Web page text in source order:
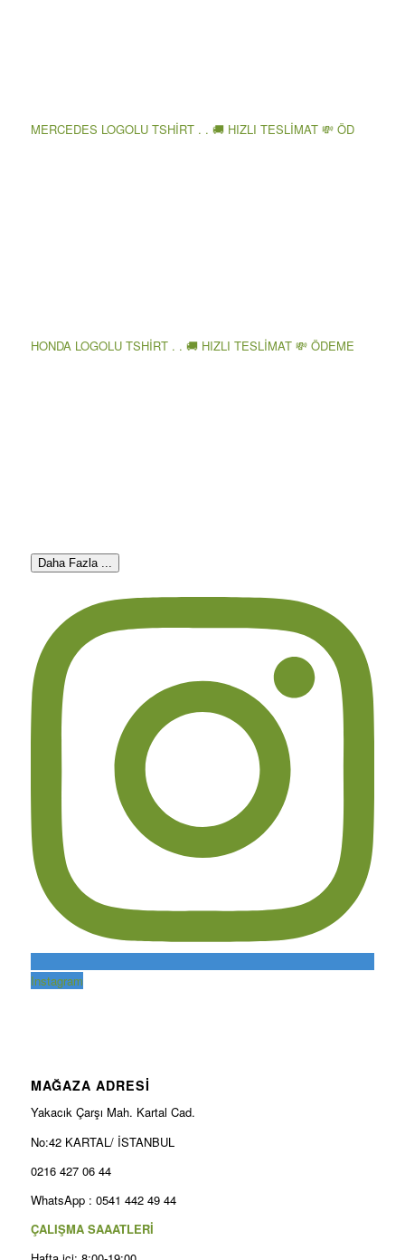
MERCEDES LOGOLU TSHİRT . . 🚚 HIZLI TESLİMAT 💸 ÖD
HONDA LOGOLU TSHİRT . . 🚚 HIZLI TESLİMAT 💸 ÖDEME
Daha Fazla ...
Instagram
MAĞAZA ADRESİ
Yakacık Çarşı Mah. Kartal Cad.
No:42 KARTAL/ İSTANBUL
0216 427 06 44
WhatsApp : 0541 442 49 44
ÇALIŞMA SAAATLERİ